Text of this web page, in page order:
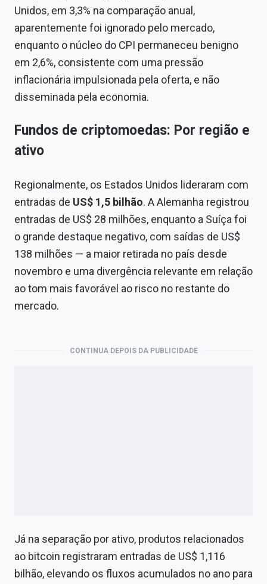
Unidos, em 3,3% na comparação anual,
aparentemente foi ignorado pelo mercado,
enquanto o núcleo do CPI permaneceu benigno
em 2,6%, consistente com uma pressão
inflacionária impulsionada pela oferta, e não
disseminada pela economia.
Fundos de criptomoedas: Por região e
ativo
Regionalmente, os Estados Unidos lideraram com
entradas de US$ 1,5 bilhão. A Alemanha registrou
entradas de US$ 28 milhões, enquanto a Suíça foi
o grande destaque negativo, com saídas de US$
138 milhões — a maior retirada no país desde
novembro e uma divergência relevante em relação
ao tom mais favorável ao risco no restante do
mercado.
CONTINUA DEPOIS DA PUBLICIDADE
Já na separação por ativo, produtos relacionados
ao bitcoin registraram entradas de US$ 1,116
bilhão, elevando os fluxos acumulados no ano para